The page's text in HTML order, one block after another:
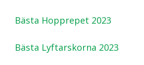
Bästa Hopprepet 2023
Bästa Lyftarskorna 2023